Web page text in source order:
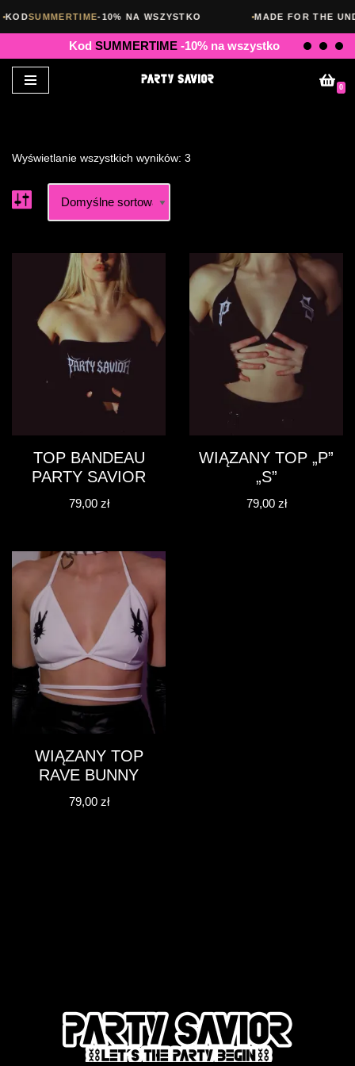
SUMMERTIME-10% NA WSZYSTKO MADE FOR THE
Przejdź
do
Kod SUMMERTIME -10% na wszystko
0
Wyświetlanie wszystkich wyników: 3
TOP BANDEAU
PARTY SAVIOR
79,00 zł
WIĄZANY TOP „P”
„S”
79,00 zł
WIĄZANY TOP
RAVE BUNNY
79,00 zł